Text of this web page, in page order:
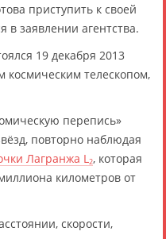
приступить к своей
в заявлении агентства.
19 декабря 2013
телескопом,
перепись»
повторно наблюдая
Лагранжа L2, которая
километров от
скорости,